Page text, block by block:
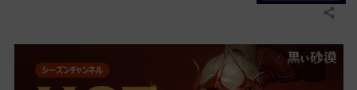
共有する